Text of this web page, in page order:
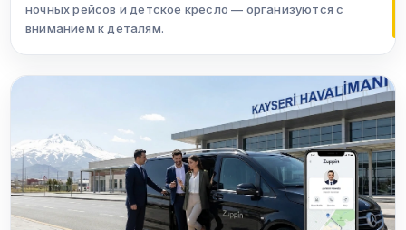
ночных рейсов и детское кресло — организуются с
вниманием к деталям.